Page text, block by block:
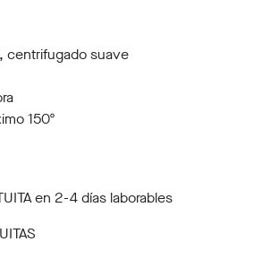
centrifugado suave
150º
en 2-4 días laborables